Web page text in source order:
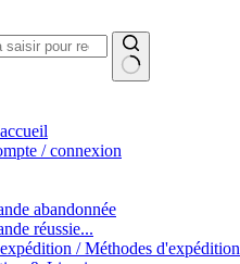
/ connexion
abandonnée
réussie...
/ Méthodes d'expédition